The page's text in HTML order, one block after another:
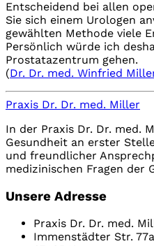
Entscheidend bei allen
Sie sich einem Urologen
gewählten Methode viele
Persönlich würde ich
Prostatazentrum gehen.
(Dr. Dr. med. Winfried
Praxis Dr. Dr. med. Miller
In der Praxis Dr. Dr. med.
Gesundheit an erster
und freundlicher
medizinischen Fragen der
Unsere Adresse
Praxis Dr. Dr. med.
Immenstädter Str. 77a